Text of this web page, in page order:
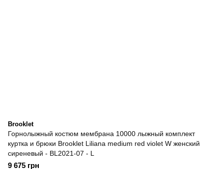
Brooklet
Горнолыжный костюм мембрана 10000 лыжный комплект
куртка и брюки Brooklet Liliana medium red violet W женский
сиреневый - BL2021-07 - L
9 675 грн